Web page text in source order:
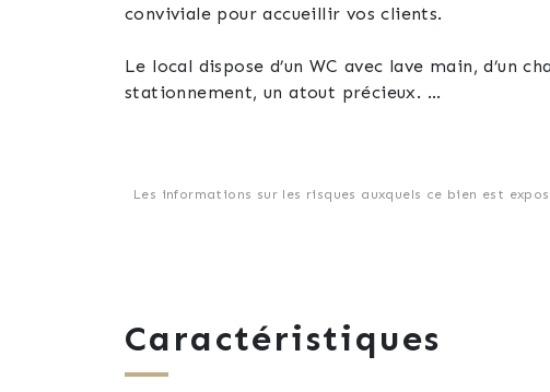
conviviale pour accueillir vos clients.
Le local dispose d’un WC avec lave main, d’un
stationnement, un atout précieux.
Les informations sur les risques auxquels ce bien est
Caractéristiques